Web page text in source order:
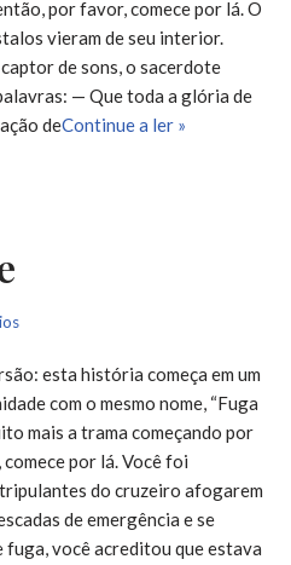
por favor, comece por lá. O
vieram de seu interior.
de sons, o sacerdote
— Que toda a glória de
deContinue a ler »
esta história começa em um
com o mesmo nome, “Fuga
mais a trama começando por
por lá. Você foi
do cruzeiro afogarem
de emergência e se
fuga, você acreditou que estava